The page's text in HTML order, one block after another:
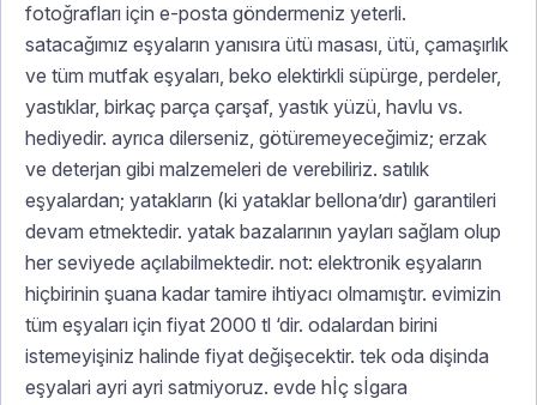
fotoğrafları için e-posta göndermeniz yeterli.
satacağımız eşyaların yanısıra ütü masası, ütü, çamaşırlık
ve tüm mutfak eşyaları, beko elektirkli süpürge, perdeler,
yastıklar, birkaç parça çarşaf, yastık yüzü, havlu vs.
hediyedir. ayrıca dilerseniz, götüremeyeceğimiz; erzak
ve deterjan gibi malzemeleri de verebiliriz. satılık
eşyalardan; yatakların (ki yataklar bellona’dır) garantileri
devam etmektedir. yatak bazalarının yayları sağlam olup
her seviyede açılabilmektedir. not: elektronik eşyaların
hiçbirinin şuana kadar tamire ihtiyacı olmamıştır. evimizin
tüm eşyaları için fiyat 2000 tl ‘dir. odalardan birini
istemeyişiniz halinde fiyat değişecektir. tek oda dişinda
eşyalari ayri ayri satmiyoruz. evde hİç sİgara